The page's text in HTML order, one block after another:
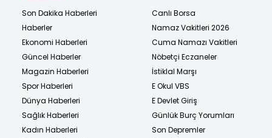
Son Dakika Haberleri
Haberler
Ekonomi Haberleri
Güncel Haberler
Magazin Haberleri
Spor Haberleri
Dünya Haberleri
Sağlık Haberleri
Kadın Haberleri
Canlı Borsa
Namaz Vakitleri 2026
Cuma Namazı Vakitleri
Nöbetçi Eczaneler
İstiklal Marşı
E Okul VBS
E Devlet Giriş
Günlük Burç Yorumları
Son Depremler